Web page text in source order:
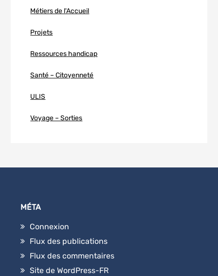
Métiers de l'Accueil
Projets
Ressources handicap
Santé – Citoyenneté
ULIS
Voyage – Sorties
MÉTA
Connexion
Flux des publications
Flux des commentaires
Site de WordPress-FR